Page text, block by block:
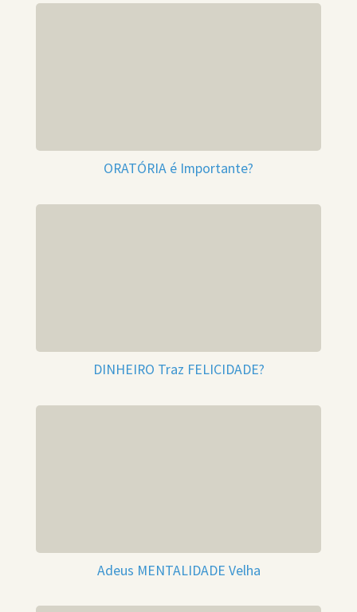
ORATÓRIA é Importante?
DINHEIRO Traz FELICIDADE?
Adeus MENTALIDADE Velha